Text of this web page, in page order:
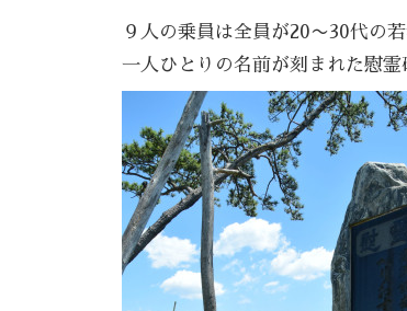
９人の乗員は全員が20〜30代の若
一人ひとりの名前が刻まれた慰霊